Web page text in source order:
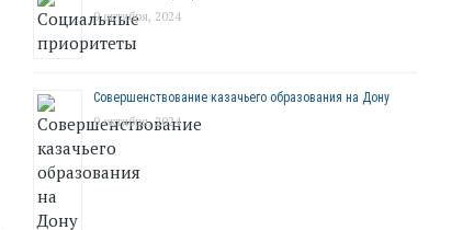
9 октября, 2024
Совершенствование казачьего образования на Дону
9 октября, 2024